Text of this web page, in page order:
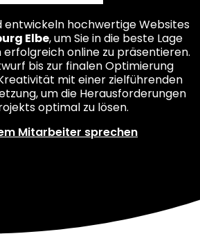
entwickeln hochwertige Websites
Elbe, um Sie in die beste Lage
erfolgreich online zu präsentieren.
bis zur finalen Optimierung
mit einer zielführenden
um die Herausforderungen
optimal zu lösen.
Mitarbeiter sprechen